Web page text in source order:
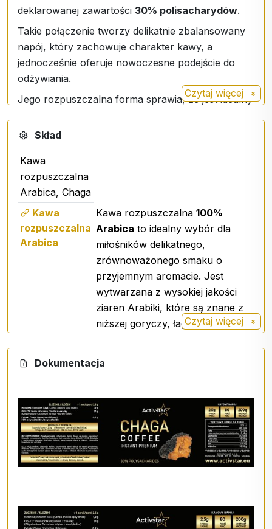
deklarowanej zawartości 30% polisacharydów.
Takie połączenie tworzy delikatnie zbalansowany
napój, który zachowuje charakter kawy, a
jednocześnie oferuje nowoczesne podejście do
odżywiania.
Jego rozpuszczalna forma sprawia, że jest idealny
tradycyjnej kawy w domu.
szybkim i wygodnym przygotowaniu:
1 porcja (2,5 g)
150 ml gorącej wody (maks. 80°C)
Wymieszaj i ciesz się smakiem
Ekstrakt z Chaga (Inonotus obliquus) ma wiele
pozytywnych korzyści zdrowotnych. Wśród
najczęściej zgłaszanych efektów są:
1. Chaga zawiera beta-glukany, które pomagają
wzmocnić układ odpornościowy i zwiększyć jego
odporność na infekcje.
3. Działanie przeciwzapalne.
5. Zwiększona energia i witalność: Użytkownicy
często przypisują zwiększony poziom energii i
ogólne samopoczucie regularnemu stosowaniu
chaga.
chaga może przyczynić się do zdrowego wyglądu
skóry i pomóc w przypadku problemów skórnych.
Czytaj więcej
Skład
Kawa
rozpuszczalna
Arabica, Chaga
Kawa
rozpuszczalna
Arabica
Kawa rozpuszczalna 100%
Arabica to idealny wybór dla
miłośników delikatnego,
zrównoważonego smaku o
przyjemnym aromacie. Jest
wytwarzana z wysokiej jakości
ziaren Arabiki, które są znane z
niższej goryczy, łagodnejCzytaj więcej
Dokumentacja